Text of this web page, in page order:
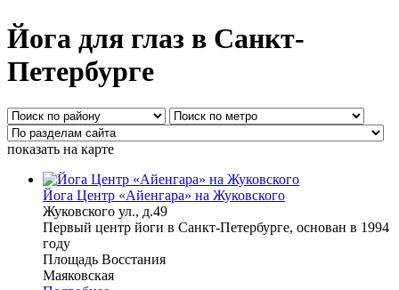
Йога для глаз в Санкт-
Петербурге
показать на карте
Йога Центр «Айенгара» на Жуковского
Жуковского ул., д.49
Первый центр йоги в Санкт-Петербурге, основан в 1994
году
Площадь Восстания
Маяковская